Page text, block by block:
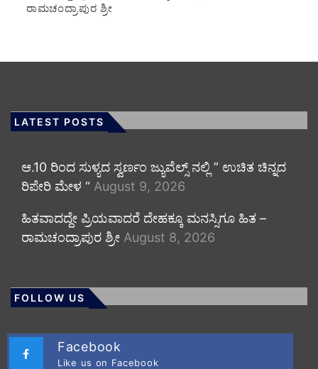
ರಾಮಚಂದ್ರಾಪುರ ಶ್ರೀ
LATEST POSTS
ಆ.10 ರಿಂದ ಸುಳ್ಯದ ಸ್ವರ್ಣಂ ಜ್ಯುವೆಲ್ಸ್ ನಲ್ಲಿ ” ಉಚಿತ ಚಿನ್ನದ
ರಿಪೇರಿ ಮೇಳ “ August 9, 2026
ಹಿತವಾದದ್ದೇ ಪ್ರಿಯವಾದರೆ ದೇಹಕ್ಕೂ ಮನಸ್ಸಿಗೂ ಹಿತ –
ರಾಮಚಂದ್ರಾಪುರ ಶ್ರೀ August 8, 2026
FOLLOW US
Facebook
Like us on Facebook